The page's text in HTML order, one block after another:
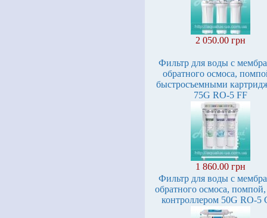
2 050.00 грн
Фильтр для воды с
обратного осмоса,
быстросъемными
75G RO-5 FF
1 860.00 грн
Фильтр для воды с
обратного осмоса,
контроллером 50G RO-5